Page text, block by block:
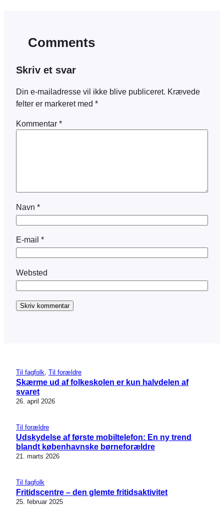
Comments
Skriv et svar
Din e-mailadresse vil ikke blive publiceret. Krævede
felter er markeret med *
Kommentar *
Navn *
E-mail *
Websted
Til fagfolk Til forældre
Skærme ud af folkeskolen er kun halvdelen af
svaret
26. april 2026
Til forældre
Udskydelse af første mobiltelefon: En ny trend
blandt københavnske børneforældre
21. marts 2026
Til fagfolk
Fritidscentre – den glemte fritidsaktivitet
25. februar 2025